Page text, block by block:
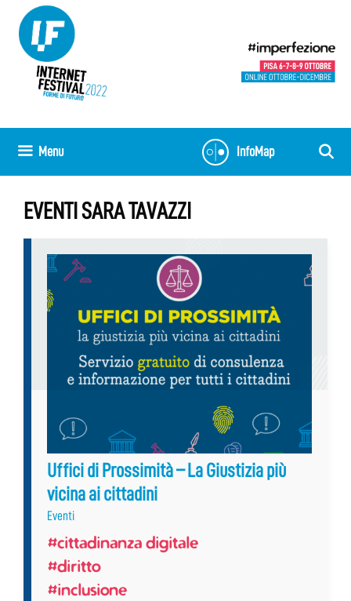
contenuto
InfoMap
Menu
EVENTI SARA TAVAZZI
Uffici di Prossimità – La Giustizia più
vicina ai cittadini
Eventi
#cittadinanza digitale
#diritto
#inclusione